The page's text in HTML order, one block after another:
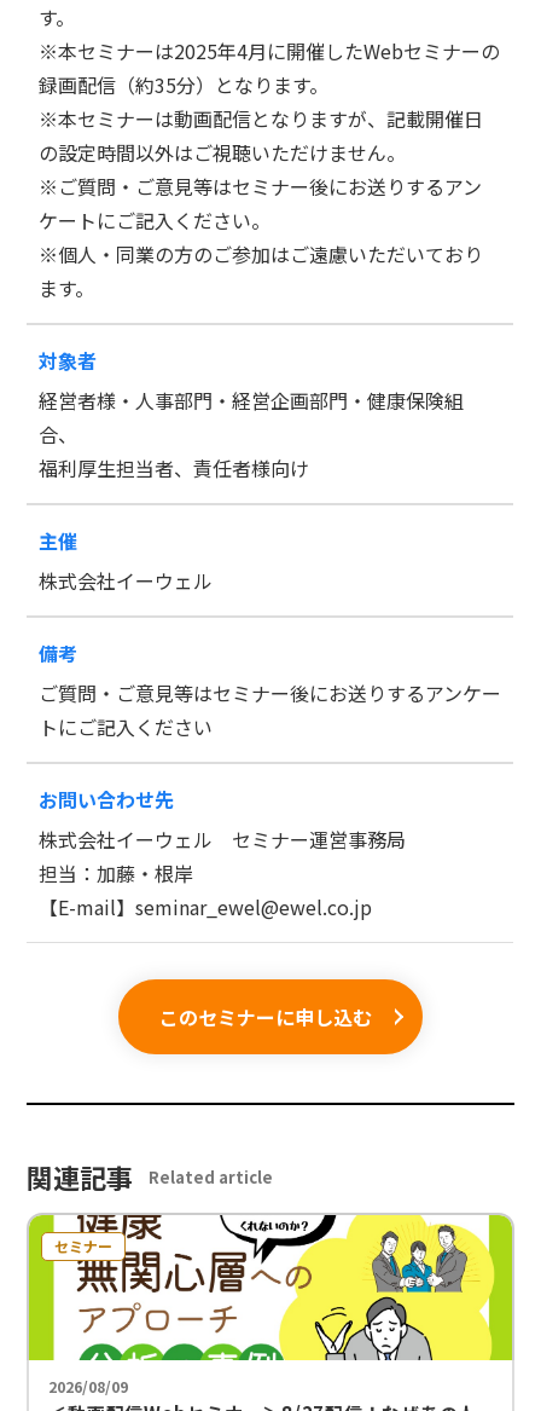
す。
※本セミナーは2025年4月に開催したWebセミナーの
録画配信（約35分）となります。
※本セミナーは動画配信となりますが、記載開催日
の設定時間以外はご視聴いただけません。
※ご質問・ご意見等はセミナー後にお送りするアン
ケートにご記入ください。
※個人・同業の方のご参加はご遠慮いただいており
ます。
対象者
経営者様・人事部門・経営企画部門・健康保険組
合、
福利厚生担当者、責任者様向け
主催
株式会社イーウェル
備考
ご質問・ご意見等はセミナー後にお送りするアンケー
トにご記入ください
お問い合わせ先
株式会社イーウェル セミナー運営事務局
担当：加藤・根岸
【E-mail】seminar_ewel@ewel.co.jp
このセミナーに申し込む
関連記事 Related article
セミナー
2026/08/09